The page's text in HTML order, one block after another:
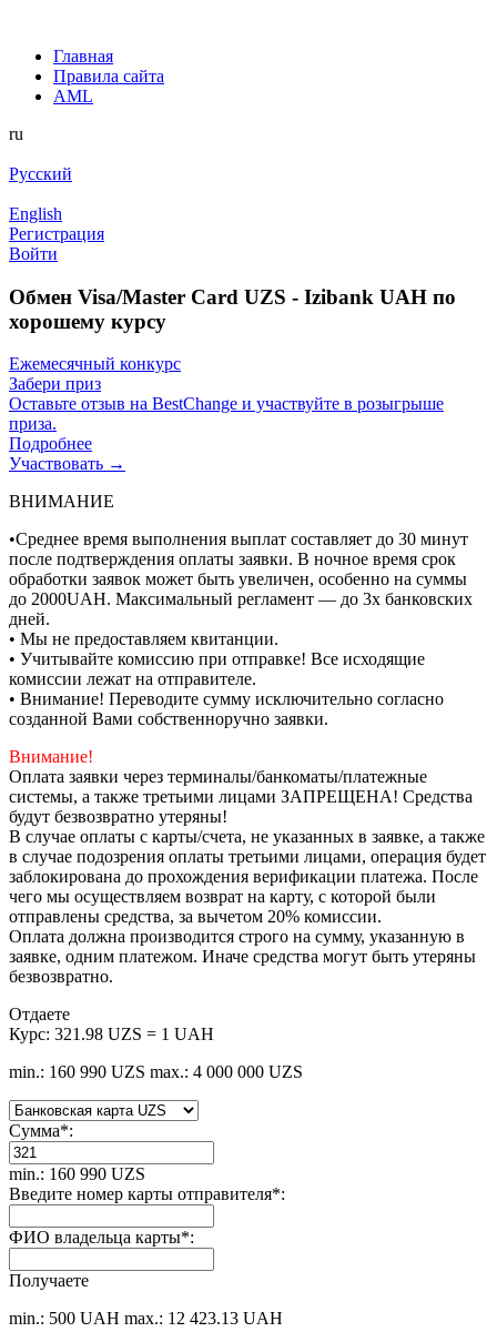
Главная
Правила сайта
AML
ru
Русский
English
Регистрация
Войти
Обмен Visa/Master Card UZS - Izibank UAH по
хорошему курсу
Ежемесячный конкурс
Забери приз
Оставьте отзыв на BestChange и участвуйте в розыгрыше
приза.
Подробнее
Участвовать →
ВНИМАНИЕ
•Среднее время выполнения выплат составляет до 30 минут
после подтверждения оплаты заявки. В ночное время срок
обработки заявок может быть увеличен, особенно на суммы
до 2000UAH. Максимальный регламент — до 3х банковских
дней.
• Мы не предоставляем квитанции.
• Учитывайте комиссию при отправке! Все исходящие
комиссии лежат на отправителе.
• Внимание! Переводите сумму исключительно согласно
созданной Вами собственноручно заявки.
Внимание!
Оплата заявки через терминалы/банкоматы/платежные
системы, а также третьими лицами ЗАПРЕЩЕНА! Средства
будут безвозвратно утеряны!
В случае оплаты с карты/счета, не указанных в заявке, а также
в случае подозрения оплаты третьими лицами, операция будет
заблокирована до прохождения верификации платежа. После
чего мы осуществляем возврат на карту, с которой были
отправлены средства, за вычетом 20% комиссии.
Оплата должна производится строго на сумму, указанную в
заявке, одним платежом. Иначе средства могут быть утеряны
безвозвратно.
Отдаете
Курс: 321.98 UZS = 1 UAH
min.: 160 990 UZS max.: 4 000 000 UZS
Сумма*:
min.: 160 990 UZS
Введите номер карты отправителя*:
ФИО владельца карты*:
Получаете
min.: 500 UAH max.: 12 423.13 UAH